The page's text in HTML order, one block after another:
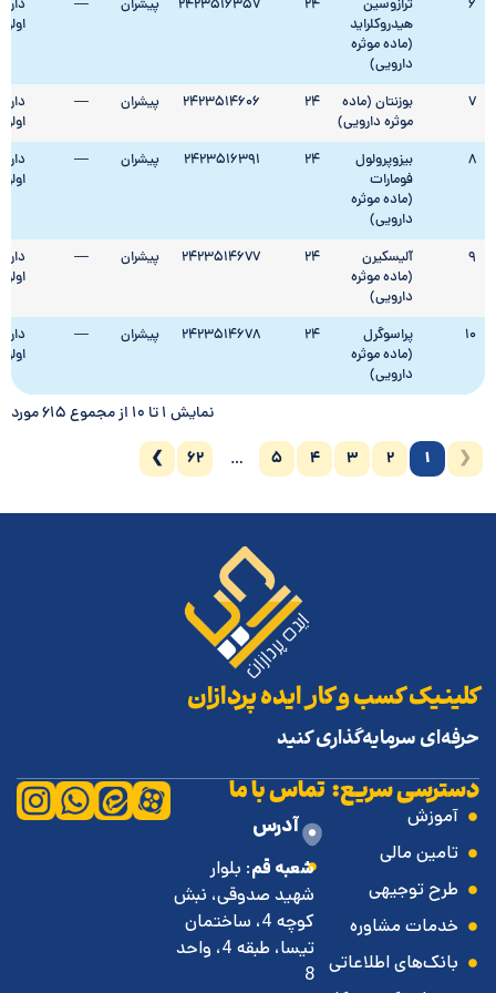
6
ترازوسین
هیدروکلراید
(ماده موثره
دارویی)
24
2423516357 پیشران —
7
بوزنتان (ماده
موثره دارویی)
24
2423514606 پیشران —
8
بیزوپرولول
فومارات
(ماده موثره
دارویی)
24
2423516391 پیشران —
9
آلیسکیرن
(ماده موثره
دارویی)
24
2423514677 پیشران —
10
پراسوگرل
(ماده موثره
دارویی)
24
2423514678 پیشران —
نمایش 1 تا 10 از مجموع 615 مورد
❮
1
2
3
4
5
…
62
❯
کلینیک کسب و کار ایده پردازان
حرفه‌ای سرمایه‌گذاری کنید
دسترسی سریع:
آموزش
تامین مالی
طرح توجیهی
خدمات مشاوره
بانک‌های اطلاعاتی
تماس با ما
آدرس
شعبه قم: بلوار
شهید صدوقی، نبش
کوچه 4، ساختمان
تیسا، طبقه 4، واحد
8